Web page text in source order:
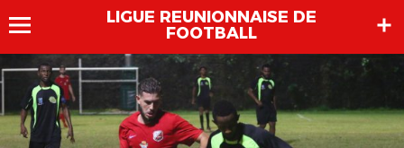
LIGUE REUNIONNAISE DE
FOOTBALL